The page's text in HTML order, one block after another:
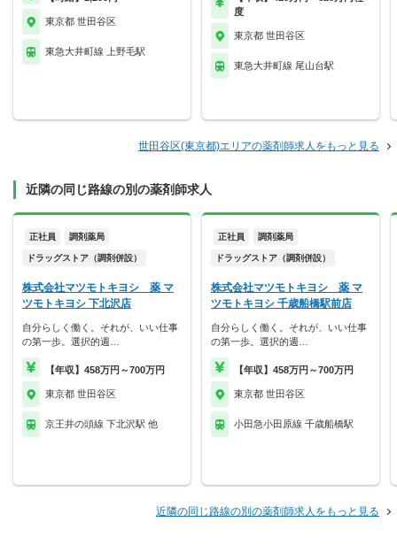
東京都 世田谷区
東急大井町線 上野毛駅
度
東京都 世田谷区
東急大井町線 尾山台駅
世田谷区(東京都)エリアの薬剤師求人をもっと見る
近隣の同じ路線の別の薬剤師求人
正社員 調剤薬局
ドラッグストア（調剤併設）
株式会社マツモトキヨシ 薬 マ
ツモトキヨシ 下北沢店
自分らしく働く。それが、いい仕事
の第一歩。選択的週…
【年収】458万円～700万円
東京都 世田谷区
京王井の頭線 下北沢駅 他
正社員 調剤薬局
ドラッグストア（調剤併設）
株式会社マツモトキヨシ 薬 マ
ツモトキヨシ 千歳船橋駅前店
自分らしく働く。それが、いい仕事
の第一歩。選択的週…
【年収】458万円～700万円
東京都 世田谷区
小田急小田原線 千歳船橋駅
近隣の同じ路線の別の薬剤師求人をもっと見る